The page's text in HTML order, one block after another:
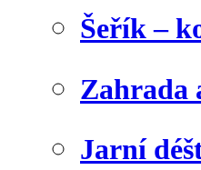
Šeřík –
Zahrada
Jarní